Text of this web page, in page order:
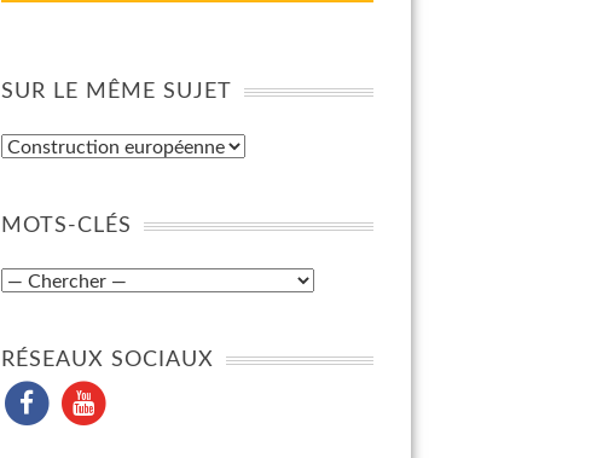
SUR LE MÊME SUJET
MOTS-CLÉS
RÉSEAUX SOCIAUX